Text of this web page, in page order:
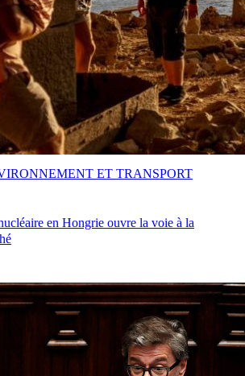
en Hongrie ouvre la voie à la
ET TRANSPORT